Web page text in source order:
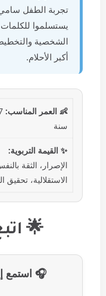
تجربة الطفل
يستسلموا للكلمات
الشخصية
أكبر الأحلام.
👶 العمر المناسب:
سنة
✨ القيمة التربوية:
الإصرار، الثقة
الاستقلالية، تحقيق
🌟
🎧 استمع